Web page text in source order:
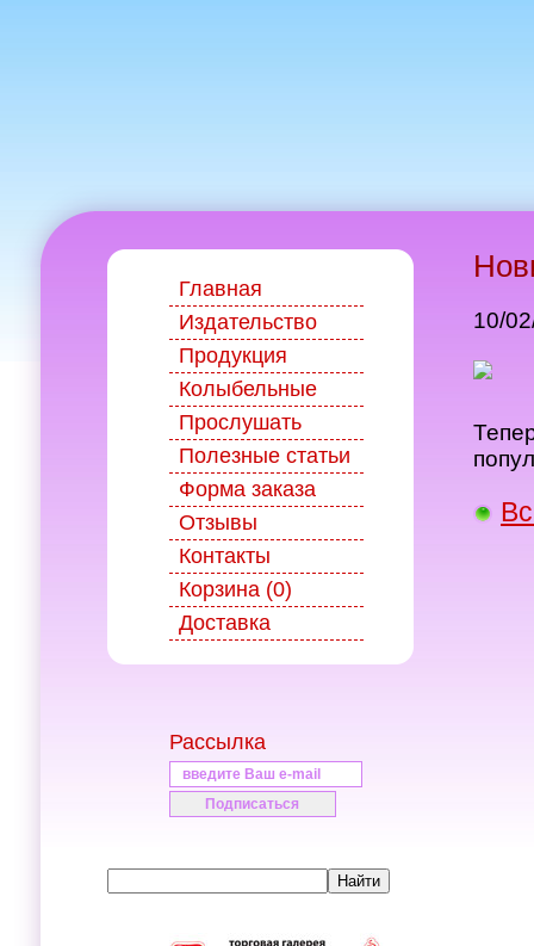
Главная
Издательство
Продукция
Колыбельные
Прослушать
Полезные статьи
Форма заказа
Отзывы
Контакты
Корзина (0)
Доставка
Рассылка
10/